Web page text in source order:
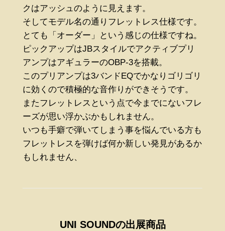
クはアッシュのように見えます。
そしてモデル名の通りフレットレス仕様です。
とても「オーダー」という感じの仕様ですね。
ピックアップはJBスタイルでアクティブプリ
アンプはアギュラーのOBP-3を搭載。
このプリアンプは3バンドEQでかなりゴリゴリ
に効くので積極的な音作りができそうです。
またフレットレスという点で今までにないフレ
ーズが思い浮かぶかもしれません。
いつも手癖で弾いてしまう事を悩んでいる方も
フレットレスを弾けば何か新しい発見があるか
もしれません、
UNI SOUNDの出展商品